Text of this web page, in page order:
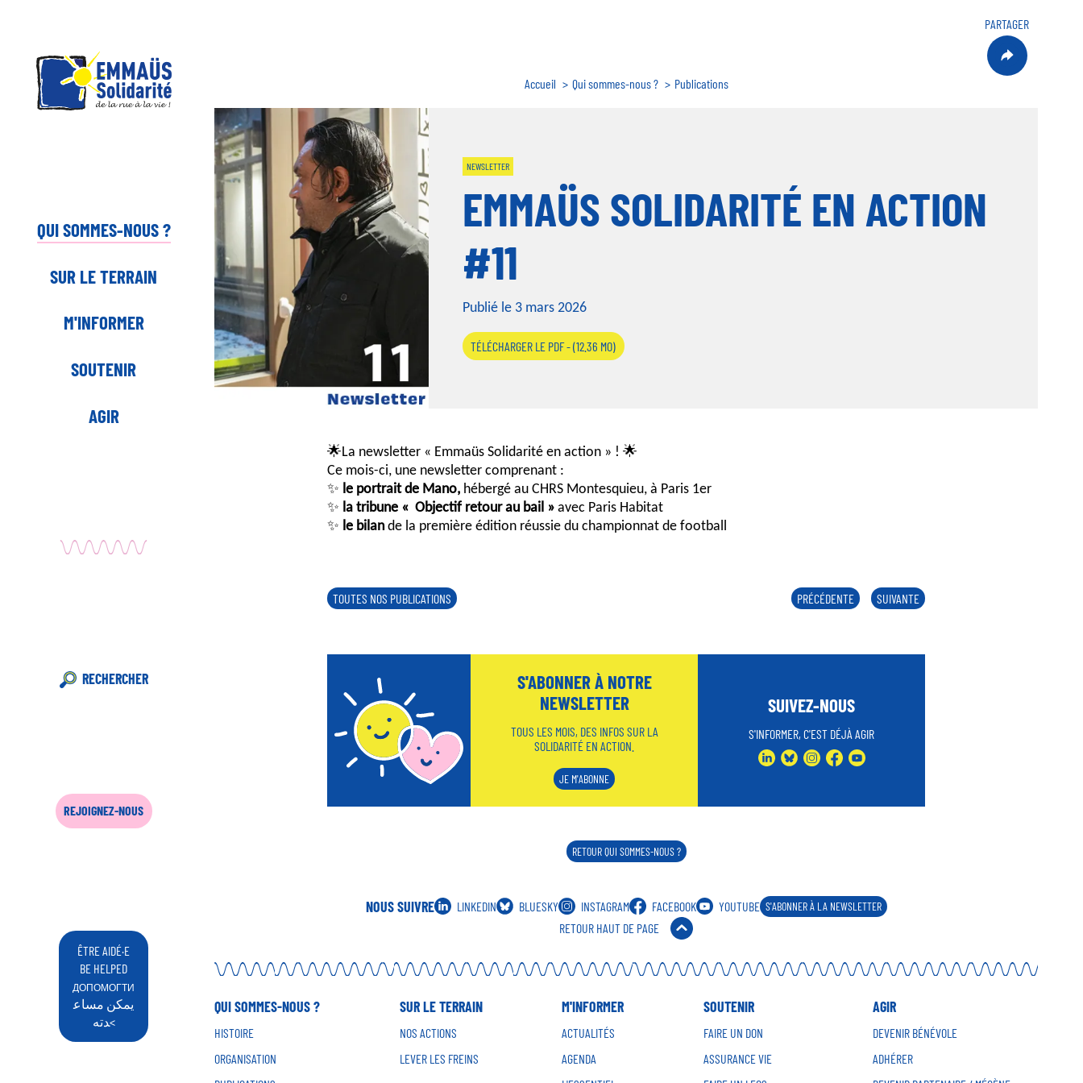
Aller
contenu
QUI SOMMES-NOUS ?
SUR LE TERRAIN
M'INFORMER
SOUTENIR
AGIR
RECHERCHER
REJOIGNEZ-NOUS
ÊTRE AIDÉ·E
BE HELPED
ДОПОМОГТИ
يمكن مساع
دته<
PARTAGER
Fil
Accueil Qui sommes-nous ? Publications
NEWSLETTER
EMMAÜS SOLIDARITÉ EN ACTION
#11
Publié le 3 mars 2026
TÉLÉCHARGER LE PDF - (12.36 MO)
🌟La newsletter « Emmaüs Solidarité en action » ! 🌟
Ce mois-ci, une newsletter comprenant :
✨ le portrait de Mano, hébergé au CHRS Montesquieu, à Paris 1er
✨ la tribune « Objectif retour au bail »avec Paris Habitat
✨ le bilande la première édition réussie du championnat de football
TOUTES NOS PUBLICATIONS PRÉCÉDENTE SUIVANTE
S'ABONNER À NOTRE
NEWSLETTER
TOUS LES MOIS, DES INFOS SUR LA
SOLIDARITÉ EN ACTION.
JE M'ABONNE
SUIVEZ-NOUS
S'INFORMER, C'EST DÉJÀ AGIR
LINKEDINBLUESKYINSTAGRAMFACEBOOK
YOUTUBE
RETOUR QUI SOMMES-NOUS ?
NOUS SUIVRE LINKEDIN BLUESKY INSTAGRAM FACEBOOK YOUTUBE S'ABONNER À LA NEWSLETTER
RETOUR HAUT DE PAGE
QUI SOMMES-NOUS ?
HISTOIRE
ORGANISATION
SUR LE TERRAIN
NOS ACTIONS
LEVER LES FREINS
M'INFORMER
ACTUALITÉS
AGENDA
SOUTENIR
FAIRE UN DON
ASSURANCE VIE
AGIR
DEVENIR BÉNÉVOLE
ADHÉRER